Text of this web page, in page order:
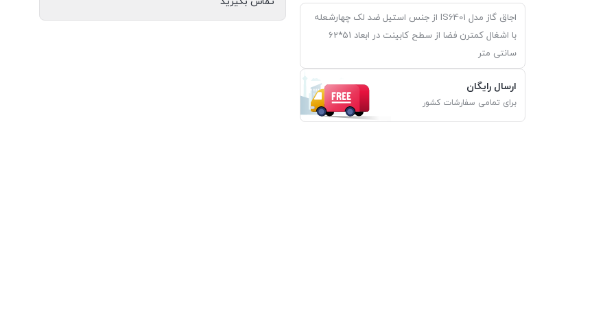
اجاق گاز مدل IS6401 از جنس استیل ضد لک چهارشعله
با اشغال کمترن فضا از سطح کابینت در ابعاد 51*62
سانتی متر
ارسال رایگان
برای تمامی سفارشات کشور